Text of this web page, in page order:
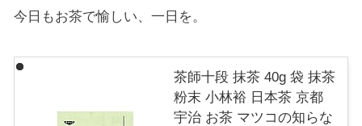
今日もお茶で愉しい、一日を。
茶師十段 抹茶 40g 袋 抹茶
粉末 小林裕 日本茶 京都
宇治 お茶 マツコの知らな